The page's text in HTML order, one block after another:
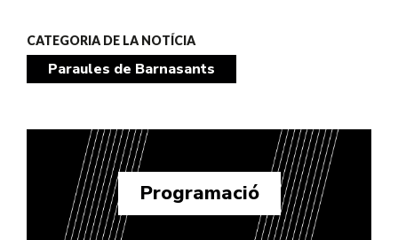
CATEGORIA DE LA NOTÍCIA
Paraules de Barnasants
Programació